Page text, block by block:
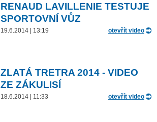
RENAUD LAVILLENIE TESTUJE
SPORTOVNÍ VŮZ
19.6.2014 | 13:19 otevřít video
ZLATÁ TRETRA 2014 - VIDEO
ZE ZÁKULISÍ
18.6.2014 | 11:33 otevřít video